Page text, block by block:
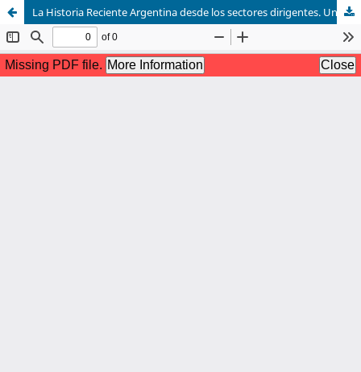
La Historia Reciente Argentina desde los sectores dirigentes. Un análisis desde la Historia Oral a un candidato presidencial de la transición democrática de la década de 1980: Eduardo César Angeloz